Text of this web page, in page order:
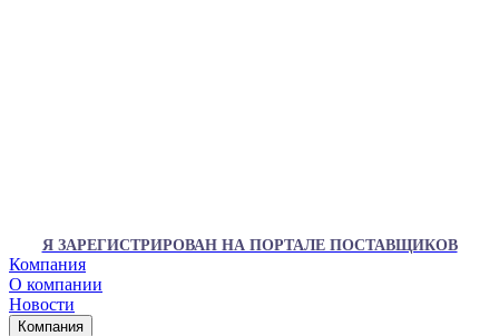
Я ЗАРЕГИСТРИРОВАН НА ПОРТАЛЕ ПОСТАВЩИКОВ
Компания
О компании
Новости
Компания